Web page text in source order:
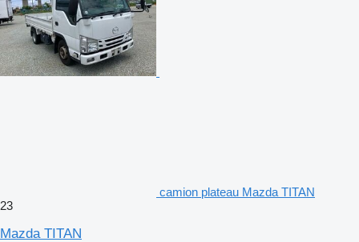
camion plateau Mazda TITAN
23
Mazda TITAN